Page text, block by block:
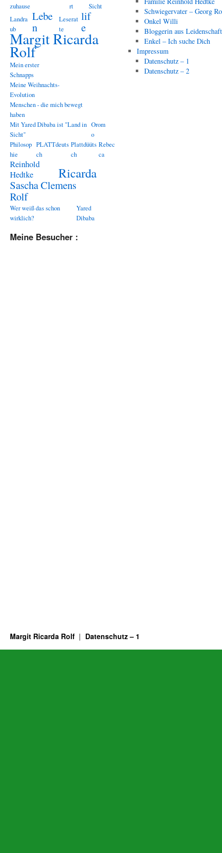
zuhause
rt
Sicht
Landra
ub
Lebe
n
Leserat
te
lif
e
Margit Ricarda
Rolf
Mein erster
Schnapps
Meine Weihnachts-
Evolution
Menschen - die mich bewegt
haben
Mit Yared Dibaba ist "Land in
Sicht"
Orom
o
Philosop
hie
PLATTdeuts
ch
Plattdüüts
ch
Rebec
ca
Reinhold
Hedtke
Ricarda
Sascha Clemens
Rolf
Wer weiß das schon
wirklich?
Yared
Dibaba
Meine Besucher :
Schwiegervater – Georg
Onkel Willi
Bloggerin aus Leidenschaft
Enkel – Ich suche Dich
Impressum
Datenschutz – 1
Datenschutz – 2
Margit Ricarda Rolf Datenschutz – 1